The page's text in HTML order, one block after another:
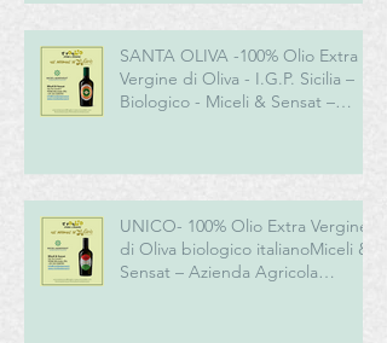
SANTA OLIVA -100% Olio Extra
Vergine di Oliva - I.G.P. Sicilia –
Biologico - Miceli & Sensat –
UNICO- 100% Olio Extra Vergine
di Oliva biologico italianoMiceli &
Sensat – Azienda Agricola